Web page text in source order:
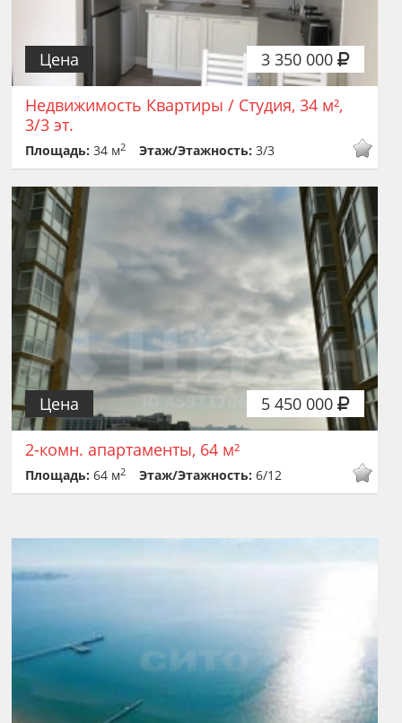
3 350 000
Цена
Недвижимость Квартиры / Студия, 34 м²,
3/3 эт.
Площадь:34 м2 Этаж/Этажность:3/3
5 450 000
Цена
2-комн. апартаменты, 64 м²
Площадь:64 м2 Этаж/Этажность:6/12